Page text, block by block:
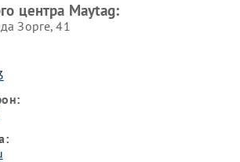
центра Maytag:
Зорге, 41